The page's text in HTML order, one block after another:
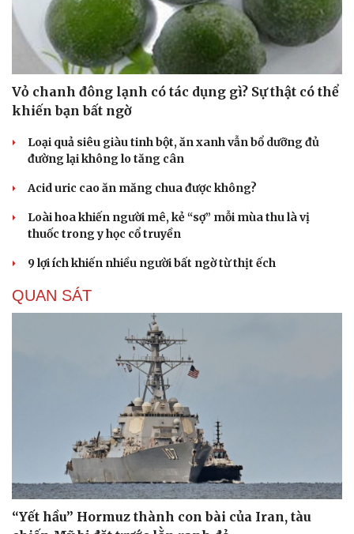
Vỏ chanh đông lạnh có tác dụng gì? Sự thật có thể
khiến bạn bất ngờ
Loại quả siêu giàu tinh bột, ăn xanh vẫn bổ dưỡng đủ
đường lại không lo tăng cân
Acid uric cao ăn măng chua được không?
Loài hoa khiến người mê, kẻ “sợ” mỗi mùa thu là vị
thuốc trong y học cổ truyền
9 lợi ích khiến nhiều người bất ngờ từ thịt ếch
QUAN SÁT
“Yết hầu” Hormuz thành con bài của Iran, tàu